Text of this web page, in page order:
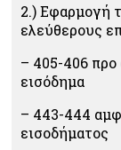
2.) Εφαρμογή
ελεύθερους
– 405-406
εισόδημα
– 443-444
εισοδήματος